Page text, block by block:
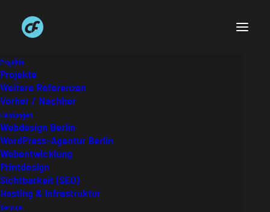
Projekte
Projekte
Weitere Referenzen
Vorher / Nachher
Leistungen
Webdesign Berlin
WordPress-Agentur Berlin
Webentwicklung
Printdesign
Sichtbarkeit (SEO)
Hosting & Infrastruktur
Service
Was ist Adaptive Webdesign?
Adaptive Design hat ein starres Raster,
welches bei Größenänderungen des Viewports
hart umgebrochen werden. Durch die
Verwendung fester Größen, bekommen die
Inhalte bessere Kontrolle.